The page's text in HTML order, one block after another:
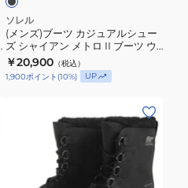
ン
ブ
ー
ツ
ウ
ア
ル
シ
ュ
ソレル
(メンズ)ブーツ カジュアルシュー
ズ シャイアン メトロ II ブーツ ウ
ォータープルーフ NM4987 010
￥20,900 （税込）
1,900ポイント (10%) UP